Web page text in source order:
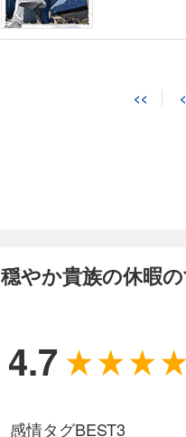
在を相変わら
2026年1月7
送：毎週月曜
まだ湖上の
対談の通訳を
<< <
穏やか貴族の休暇
4.7
感情タグBEST3